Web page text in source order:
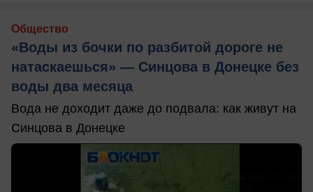
Общество
«Воды из бочки по разбитой дороге не
натаскаешься» — Синцова в Донецке без
воды два месяца
Вода не доходит даже до подвала: как живут на
Синцова в Донецке